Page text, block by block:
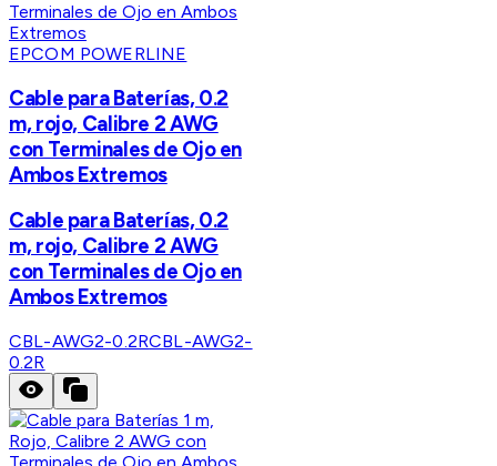
EPCOM POWERLINE
Cable para Baterías, 0.2
m, rojo, Calibre 2 AWG
con Terminales de Ojo en
Ambos Extremos
Cable para Baterías, 0.2
m, rojo, Calibre 2 AWG
con Terminales de Ojo en
Ambos Extremos
CBL-AWG2-0.2RCBL-AWG2-
0.2R